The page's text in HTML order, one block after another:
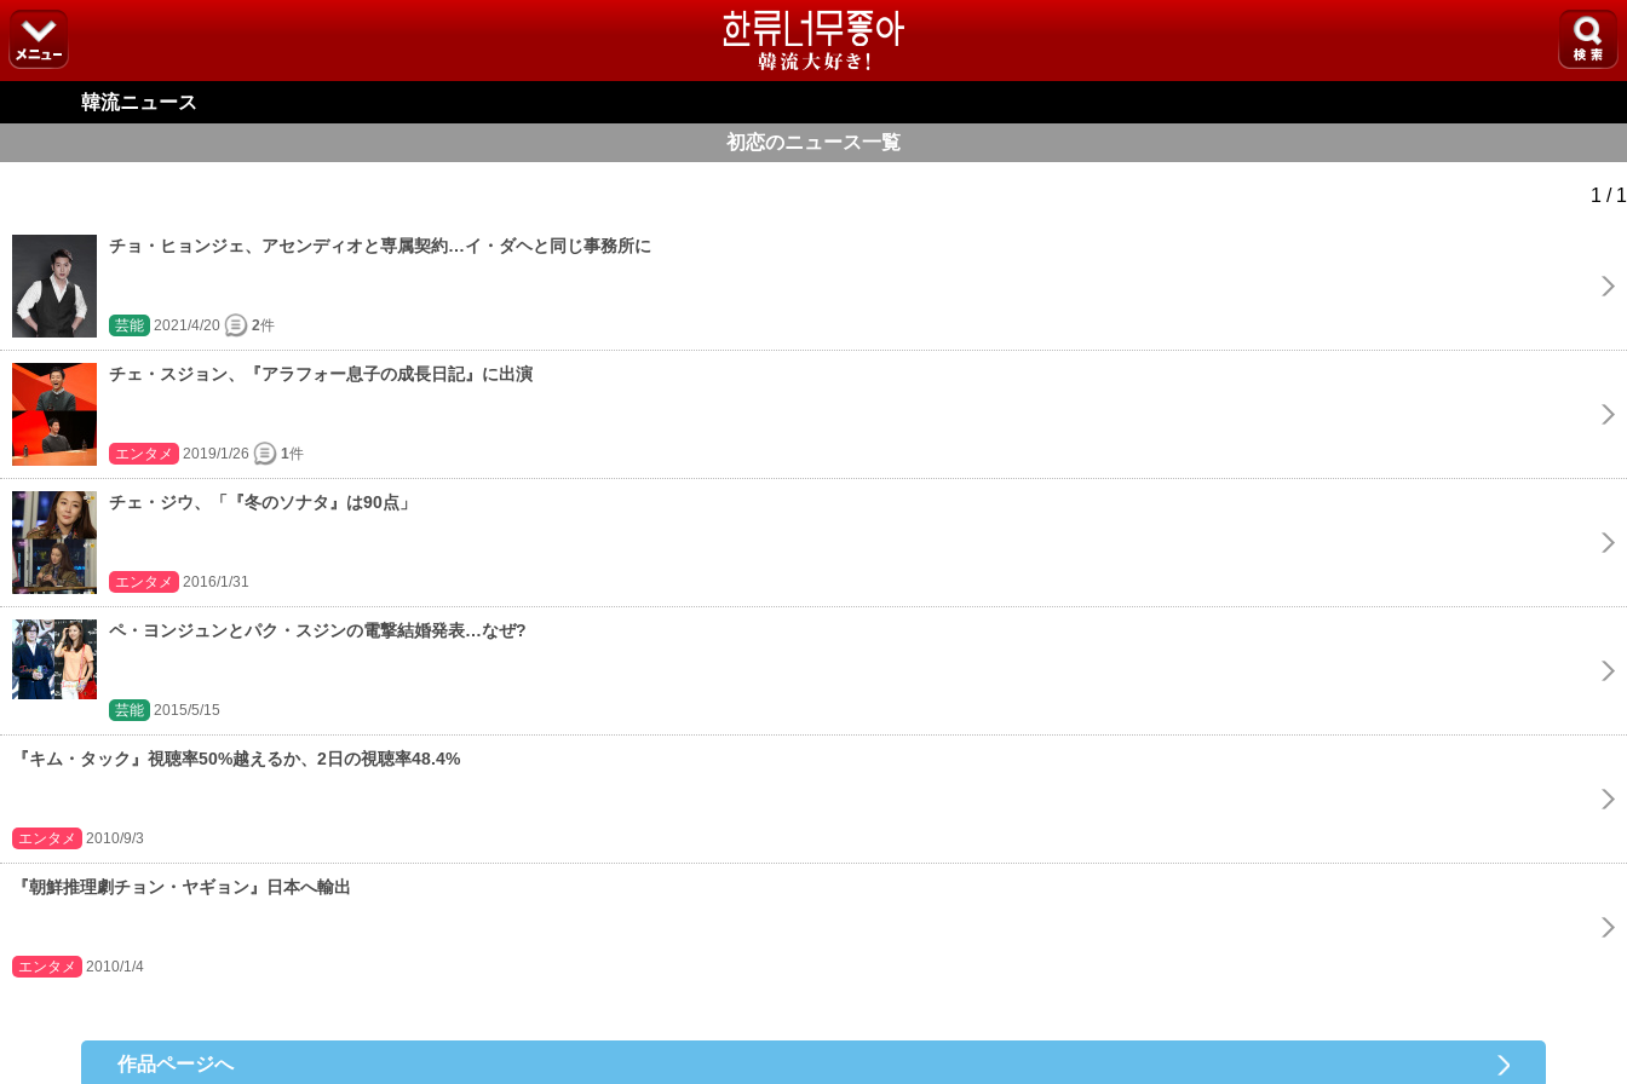
韓流ニュース
初恋のニュース一覧
1 / 1
チョ・ヒョンジェ、アセンディオと専属契約…イ・ダヘと同じ事務所に
芸能 2021/4/20 2件
チェ・スジョン、『アラフォー息子の成長日記』に出演
エンタメ 2019/1/26 1件
チェ・ジウ、「『冬のソナタ』は90点」
エンタメ 2016/1/31
ペ・ヨンジュンとパク・スジンの電撃結婚発表…なぜ?
芸能 2015/5/15
『キム・タック』視聴率50%越えるか、2日の視聴率48.4%
エンタメ 2010/9/3
『朝鮮推理劇チョン・ヤギョン』日本へ輸出
エンタメ 2010/1/4
作品ページへ